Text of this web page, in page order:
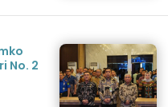
No. 2